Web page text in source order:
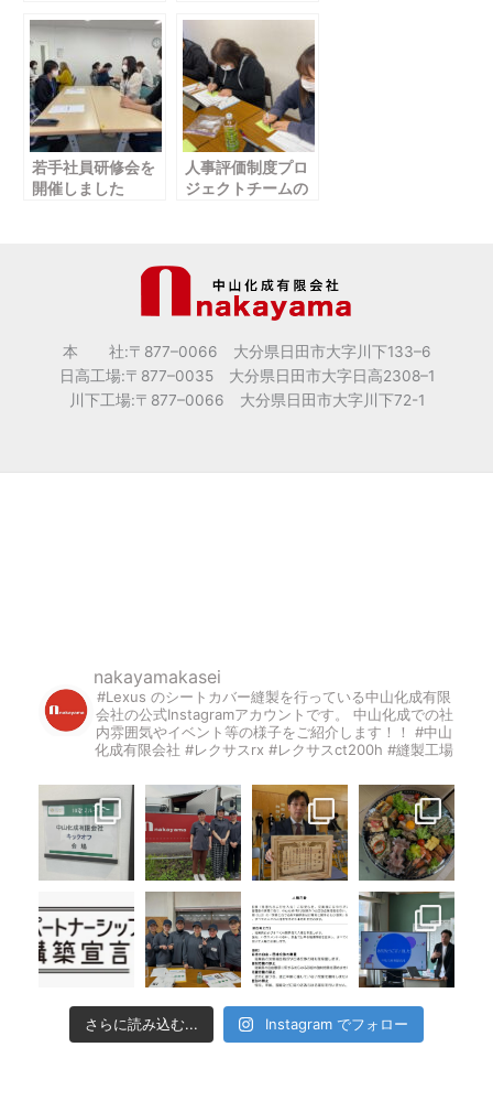
若手社員研修会を
開催しました
人事評価制度プロ
ジェクトチームの
本 社:〒877–0066 大分県日田市大字川下133–6
日高工場:〒877–0035 大分県日田市大字日高2308–1
川下工場:〒877–0066 大分県日田市大字川下72-1
nakayamakasei
#Lexus のシートカバー縫製を行っている中山化成有限
会社の公式Instagramアカウントです。
中山化成での社
内雰囲気やイベント等の様子をご紹介します！！
#中山
化成有限会社 #レクサスrx #レクサスct200h #縫製工場
さらに読み込む... Instagram でフォロー